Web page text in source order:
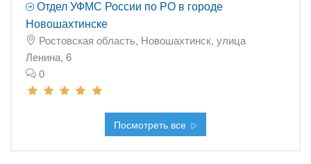
Отдел УФМС России по РО в городе
Новошахтинске
Ростовская область, Новошахтинск, улица
Ленина, 6
0
Посмотреть все